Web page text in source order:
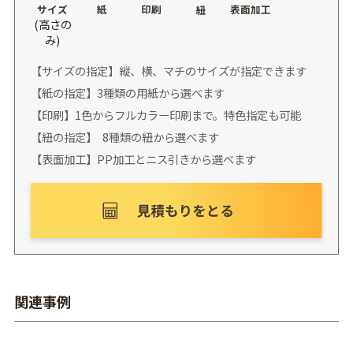
サイズ
(高さの
み)
紙 印刷 紐 表面加工
【サイズの指定】縦、横、マチのサイズが指定できます
【紙の指定】3種類の用紙から選べます
【印刷】1色からフルカラー印刷まで。特色指定も可能
【紐の指定】 8種類の紐から選べます
【表面加工】PP加工とニス引きから選べます
関連事例